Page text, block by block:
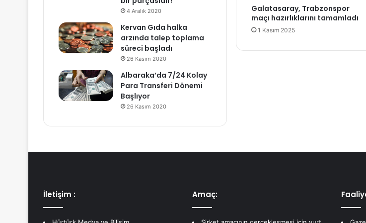
n
s
f
r
i
Galatasaray, Trabzonspor
maçı hazırlıklarını tamamladı
1 Kasım 2025
4 Aralık 2020
Kervan Gıda halka
arzında talep toplama
süreci başladı
26 Kasım 2020
Albaraka’da 7/24 Kolay
Para Transferi Dönemi
Başlıyor
26 Kasım 2020
İletişim : Amaç: